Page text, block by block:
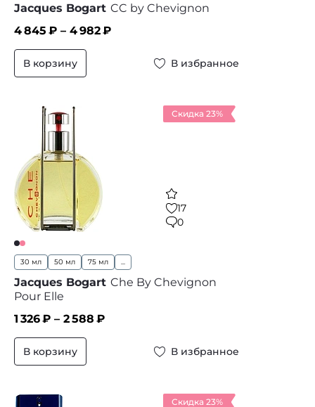
Jacques Bogart CC by Chevignon
4 845 ₽ – 4 982₽
В корзину В избранное
Скидка 23%
17
0
30 мл 50 мл 75 мл ...
Jacques Bogart Che By Chevignon
Pour Elle
1 326₽ – 2 588 ₽
В корзину В избранное
Скидка 23%